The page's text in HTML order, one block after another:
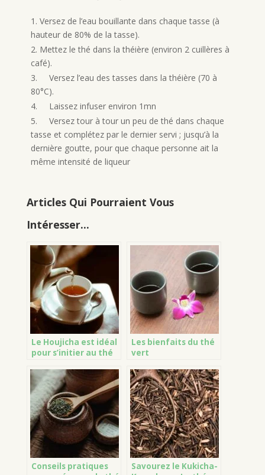
1. Versez de l’eau bouillante dans chaque tasse (à
hauteur de 80% de la tasse).
2. Mettez le thé dans la théière (environ 2 cuillères à
café).
3. Versez l’eau des tasses dans la théière (70 à
80°C).
4. Laissez infuser environ 1mn
5. Versez tour à tour un peu de thé dans chaque
tasse et complétez par le dernier servi ; jusqu’à la
dernière goutte, pour que chaque personne ait la
même intensité de liqueur
Articles Qui Pourraient Vous
Intéresser...
Le Houjicha est idéal
pour s’initier au thé
Les bienfaits du thé
vert
Conseils pratiques
Savourez le Kukicha-